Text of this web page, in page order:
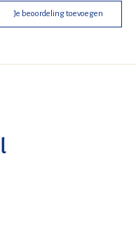
Je beoordeling toevoegen